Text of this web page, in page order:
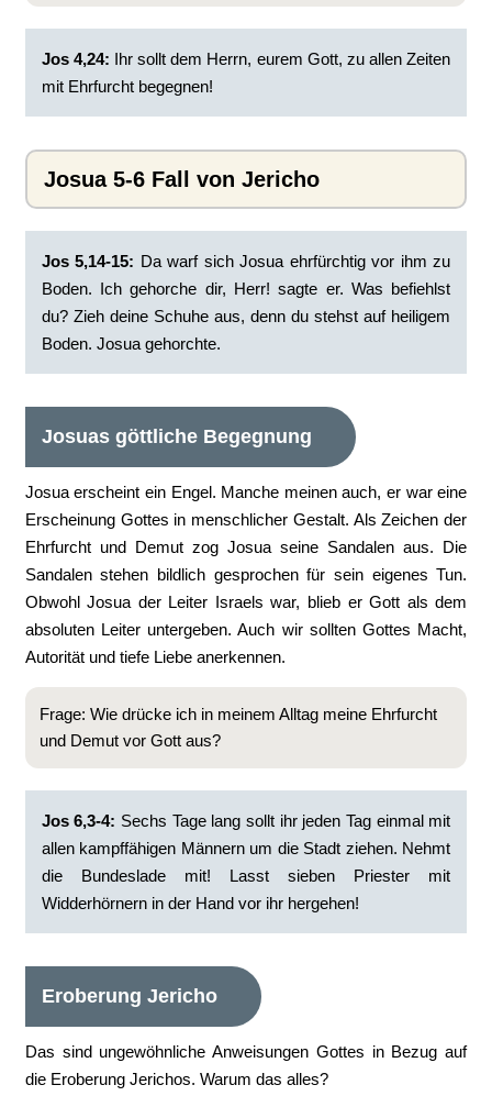
Jos 4,24: Ihr sollt dem Herrn, eurem Gott, zu allen Zeiten
mit Ehrfurcht begegnen!
Josua 5-6 Fall von Jericho
Jos 5,14-15: Da warf sich Josua ehrfürchtig vor ihm zu
Boden. Ich gehorche dir, Herr! sagte er. Was befiehlst
du? Zieh deine Schuhe aus, denn du stehst auf heiligem
Boden. Josua gehorchte.
Josuas göttliche Begegnung
Josua erscheint ein Engel. Manche meinen auch, er war eine
Erscheinung Gottes in menschlicher Gestalt. Als Zeichen der
Ehrfurcht und Demut zog Josua seine Sandalen aus. Die
Sandalen stehen bildlich gesprochen für sein eigenes Tun.
Obwohl Josua der Leiter Israels war, blieb er Gott als dem
absoluten Leiter untergeben. Auch wir sollten Gottes Macht,
Autorität und tiefe Liebe anerkennen.
Frage: Wie drücke ich in meinem Alltag meine Ehrfurcht
und Demut vor Gott aus?
Jos 6,3-4: Sechs Tage lang sollt ihr jeden Tag einmal mit
allen kampffähigen Männern um die Stadt ziehen. Nehmt
die Bundeslade mit! Lasst sieben Priester mit
Widderhörnern in der Hand vor ihr hergehen!
Eroberung Jericho
Das sind ungewöhnliche Anweisungen Gottes in Bezug auf
die Eroberung Jerichos. Warum das alles?